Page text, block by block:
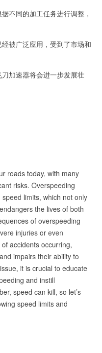
同的加工任务进行调整，
被广泛应用，受到了市场和
加速器将会进一步发展壮
roads today, with many
risks. Overspeeding
limits, which not only
the lives of both
of overspeeding
injuries or even
accidents occurring,
impairs their ability to
it is crucial to educate
and instill
speed can kill, so let’s
speed limits and